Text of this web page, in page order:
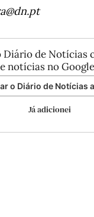
Diário de Notícias
notícias no
o Diário de Notícias
Já adicionei